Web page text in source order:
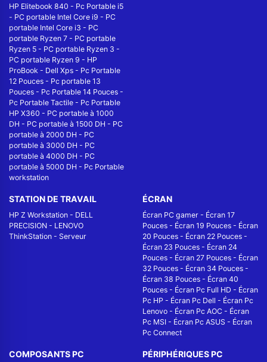
HP Elitebook 840 - Pc Portable i5
- PC portable Intel Core i9 - PC
portable Intel Core i3 - PC
portable Ryzen 7 - PC portable
Ryzen 5 - PC portable Ryzen 3 -
PC portable Ryzen 9 - HP
ProBook - Dell Xps - Pc Portable
12 Pouces - Pc portable 13
Pouces - Pc Portable 14 Pouces -
Pc Portable Tactile - Pc Portable
HP X360 - PC portable à 1000
DH - PC portable à 1500 DH - PC
portable à 2000 DH - PC
portable à 3000 DH - PC
portable à 4000 DH - PC
portable à 5000 DH - Pc Portable
workstation
STATION DE TRAVAIL
HP Z Workstation - DELL
PRECISION - LENOVO
ThinkStation - Serveur
ÉCRAN
Écran PC gamer - Écran 17
Pouces - Écran 19 Pouces - Écran
20 Pouces - Écran 22 Pouces -
Écran 23 Pouces - Écran 24
Pouces - Écran 27 Pouces - Écran
32 Pouces - Écran 34 Pouces -
Écran 38 Pouces - Écran 40
Pouces - Écran Pc Full HD - Écran
Pc HP - Écran Pc Dell - Écran Pc
Lenovo - Écran Pc AOC - Écran
Pc MSI - Écran Pc ASUS - Écran
Pc Connect
COMPOSANTS PC PÉRIPHÉRIQUES PC